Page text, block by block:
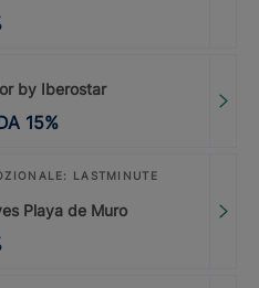
by Iberostar
15%
LASTMINUTE
Playa de Muro